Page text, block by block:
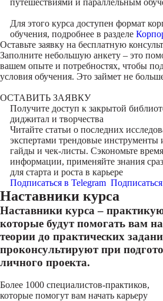
путешествиями и параллельным
Для этого курса доступен формат
обучения, подробнее в разделе
Оставьте заявку на бесплатную
Заполните небольшую анкету – это
вашем опыте и потребностях, чтобы
условия обучения. Это займет не
ОСТАВИТЬ ЗАЯВКУ
Получите доступ к закрытой
диджитал и творчества
Читайте статьи о последних
экспертами трендовые инструменты
гайды и чек-листы. Сэкономьте
информации, применяйте знания
для старта и роста в карьере
Подписаться в Telegram
Наставники курса
Наставники курса –
которые будут помогать вам
теории до практических
проконсультируют при
личного проекта.
Более 1000 специалистов-практиков,
которые помогут вам начать карьеру